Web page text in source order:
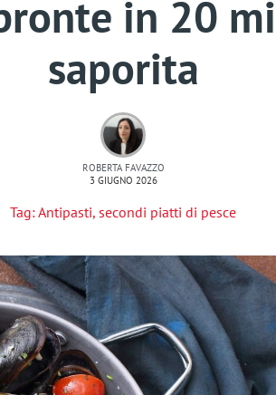
in 20
saporita
ROBERTA FAVAZZO
3 GIUGNO 2026
Tag:Antipasti, secondi piatti di pesce